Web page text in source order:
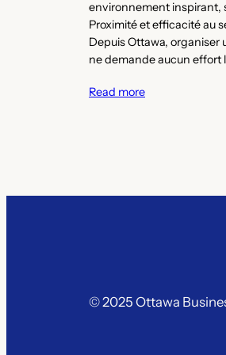
environnement inspirant,
Proximité et efficacité au
Depuis Ottawa, organiser
ne demande aucun effort
Read more
© 2025 Ottawa